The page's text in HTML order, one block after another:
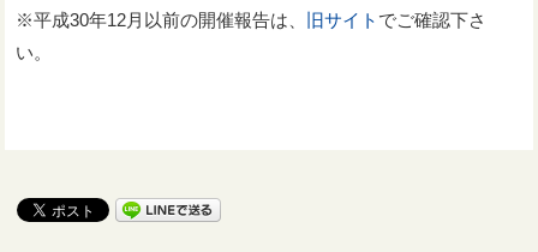
※平成30年12月以前の開催報告は、 旧サイト でご確認下さ
い。